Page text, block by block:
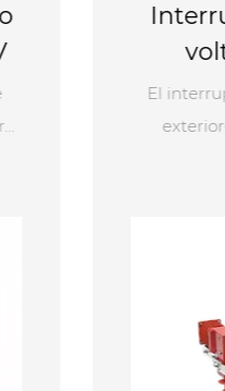
Anqiang
se
nominal